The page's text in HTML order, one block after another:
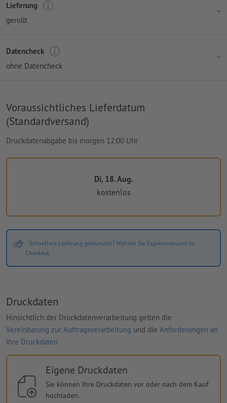
Lieferung
gerollt
Datencheck
ohne Datencheck
Voraussichtliches Lieferdatum
(Standardversand)
Druckdatenabgabe bis morgen 12:00 Uhr
Di, 18. Aug.
kostenlos
Schnellere Lieferung gewünscht? Wählen Sie Expressversand im
Checkout.
Druckdaten
Hinsichtlich der Druckdatenverarbeitung gelten die
Vereinbarung zur Auftragsverarbeitung und die Anforderungen an
Ihre Druckdaten
Eigene Druckdaten
Sie können Ihre Druckdaten vor oder nach dem Kauf
hochladen.